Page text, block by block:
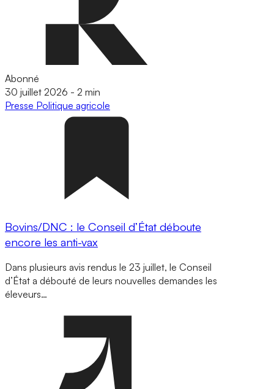
Abonné
30 juillet 2026 - 2 min
Presse Politique agricole
Bovins/DNC : le Conseil d’État déboute
encore les anti-vax
Dans plusieurs avis rendus le 23 juillet, le Conseil
d’État a débouté de leurs nouvelles demandes les
éleveurs…